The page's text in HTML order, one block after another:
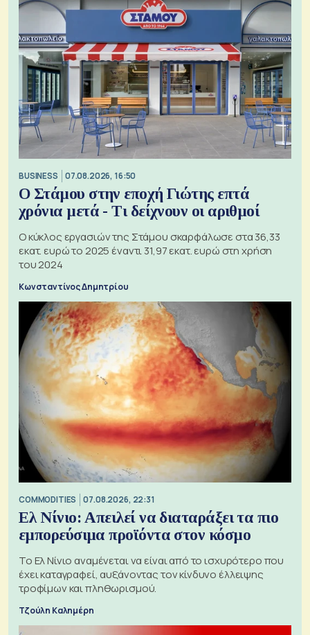
BUSINESS 07.08.2026, 16:50
Ο Στάμου στην εποχή Γιώτης επτά
χρόνια μετά - Τι δείχνουν οι αριθμοί
Ο κύκλος εργασιών της Στάμου σκαρφάλωσε στα 36,33
εκατ. ευρώ το 2025 έναντι 31,97 εκατ. ευρώ στη χρήση
του 2024
Κωνσταντίνος Δημητρίου
COMMODITIES 07.08.2026, 22:31
Ελ Νίνιο: Απειλεί να διαταράξει τα πιο
εμπορεύσιμα προϊόντα στον κόσμο
Το Ελ Νίνιο αναμένεται να είναι από το ισχυρότερο που
έχει καταγραφεί, αυξάνοντας τον κίνδυνο έλλειψης
τροφίμων και πληθωρισμού.
Τζούλη Καλημέρη